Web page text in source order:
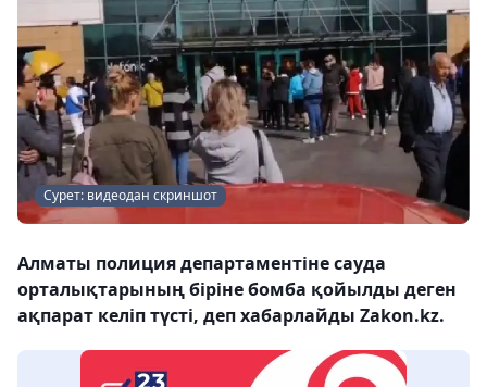
Сурет: видеодан скриншот
Алматы полиция департаментіне сауда
орталықтарының біріне бомба қойылды деген
ақпарат келіп түсті, деп хабарлайды Zakon.kz.